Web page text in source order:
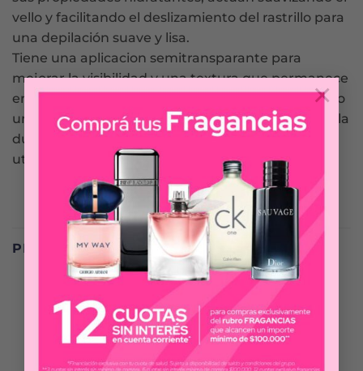
×
vello y facilitando el deslizamiento del rastrillo para
una depilación suave y lisa.
Tiene una aplicacion semitransparante para
mejorar la visibilidad y una textura que permanece
en la piel incluso cuando está mojada, asegurando
una protección total al momento de depilarte en la
ducha. Para mejorar la experiencia, prueba a
utilizarla junto los rastrillos Gillette Venus Suave.
PRODUCTOS RELACIONADOS